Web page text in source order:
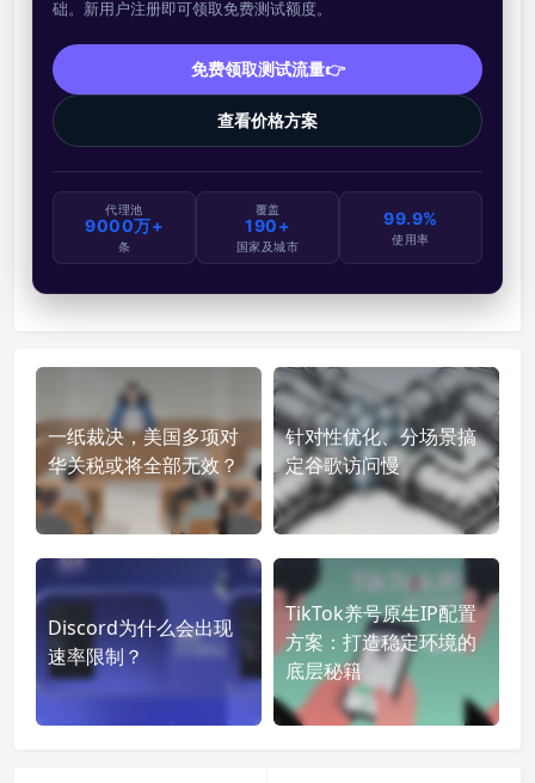
础。新用户注册即可领取免费测试额度。
免费领取测试流量👉
查看价格方案
代理池
9000万+
条
覆盖
190+
国家及城市
99.9%
使用率
一纸裁决，美国多项对
华关税或将全部无效？
针对性优化、分场景搞
定谷歌访问慢
Discord为什么会出现
速率限制？
TikTok养号原生IP配置
方案：打造稳定环境的
底层秘籍